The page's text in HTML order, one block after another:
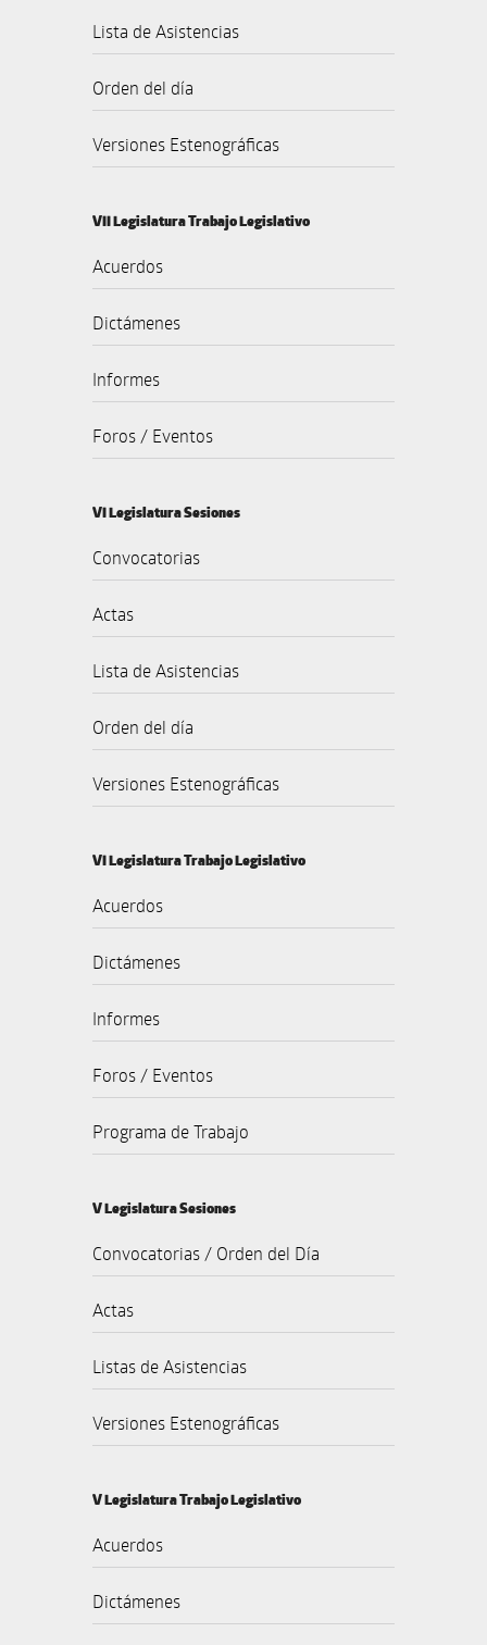
Lista de Asistencias
Orden del día
Versiones Estenográficas
VII Legislatura Trabajo Legislativo
Acuerdos
Dictámenes
Informes
Foros / Eventos
VI Legislatura Sesiones
Convocatorias
Actas
Lista de Asistencias
Orden del día
Versiones Estenográficas
VI Legislatura Trabajo Legislativo
Acuerdos
Dictámenes
Informes
Foros / Eventos
Programa de Trabajo
V Legislatura Sesiones
Convocatorias / Orden del Día
Actas
Listas de Asistencias
Versiones Estenográficas
V Legislatura Trabajo Legislativo
Acuerdos
Dictámenes